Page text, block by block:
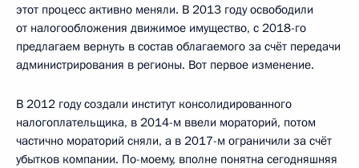
этот процесс активно меняли. В 2013 году освободили
от налогообложения движимое имущество, с 2018-го
предлагаем вернуть в состав облагаемого за счёт передачи
администрирования в регионы. Вот первое изменение.
В 2012 году создали институт консолидированного
налогоплательщика, в 2014-м ввели мораторий, потом
частично мораторий сняли, а в 2017-м ограничили за счёт
убытков компании. По-моему, вполне понятна сегодняшняя